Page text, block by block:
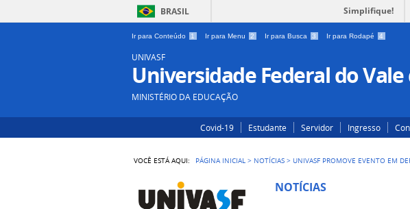
BRASIL Simplifique!
Ir para Conteúdo 1 Ir para Menu 2 Ir para Busca 3 Ir para Rodapé 4
UNIVASF
Universidade Federal do Vale
MINISTÉRIO DA EDUCAÇÃO
Covid-19 Estudante Servidor Ingresso
VOCÊ ESTÁ AQUI: PÁGINA INICIAL > NOTÍCIAS > UNIVASF PROMOVE EVENTO EM
NOTÍCIAS